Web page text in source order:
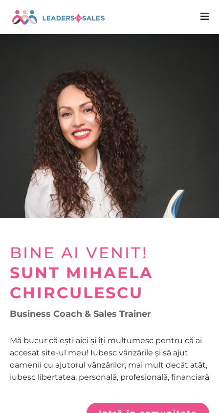
BINE AI VENIT!
SUNT MIHAELA
CHIRCULESCU
Business Coach & Sales Trainer
Mă bucur că ești aici și îți multumesc pentru că ai
accesat site-ul meu! Iubesc vânzările și să ajut
oamenii cu ajutorul vânzărilor, mai mult decât atât,
iubesc libertatea: personală, profesională, financiară